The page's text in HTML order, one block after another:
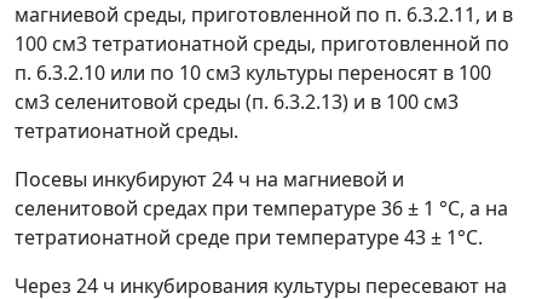
магниевой среды, приготовленной по п. 6.3.2.11, и в
100 см3тетратионатной среды, приготовленной по
п. 6.3.2.10 или по 10 см3 культуры переносят в 100
см3 селенитовой среды (п. 6.3.2.13) и в 100 см3
тетратионатной среды.
Посевы инкубируют 24 ч на магниевой и
селенитовой средах при температуре 36 ± 1 °С, а на
тетратионатной среде при температуре 43 ± 1°С.
Через 24 ч инкубирования культуры пересевают на